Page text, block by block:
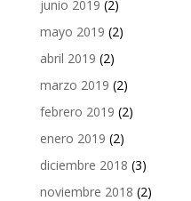
junio 2019 (2)
mayo 2019 (2)
abril 2019 (2)
marzo 2019 (2)
febrero 2019 (2)
enero 2019 (2)
diciembre 2018 (3)
noviembre 2018 (2)